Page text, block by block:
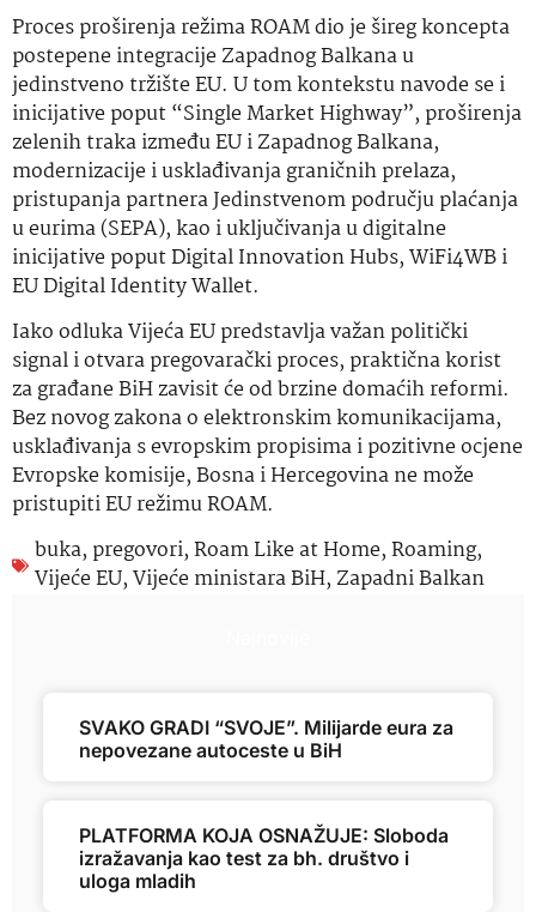
Proces proširenja režima ROAM dio je šireg koncepta
postepene integracije Zapadnog Balkana u
jedinstveno tržište EU. U tom kontekstu navode se i
inicijative poput “Single Market Highway”, proširenja
zelenih traka između EU i Zapadnog Balkana,
modernizacije i usklađivanja graničnih prelaza,
pristupanja partnera Jedinstvenom području plaćanja
u eurima (SEPA), kao i uključivanja u digitalne
inicijative poput Digital Innovation Hubs, WiFi4WB i
EU Digital Identity Wallet.
Iako odluka Vijeća EU predstavlja važan politički
signal i otvara pregovarački proces, praktična korist
za građane BiH zavisit će od brzine domaćih reformi.
Bez novog zakona o elektronskim komunikacijama,
usklađivanja s evropskim propisima i pozitivne ocjene
Evropske komisije, Bosna i Hercegovina ne može
pristupiti EU režimu ROAM.
buka, pregovori,Roam Like at Home,Roaming,
Vijeće EU,Vijeće ministara BiH,Zapadni Balkan
SVAKO GRADI “SVOJE”. Milijarde eura za
nepovezane autoceste u BiH
PLATFORMA KOJA OSNAŽUJE: Sloboda
izražavanja kao test za bh. društvo i
uloga mladih